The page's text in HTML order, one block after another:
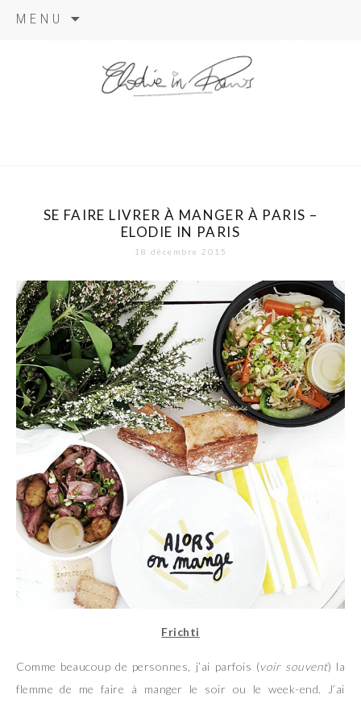
MENU
SE FAIRE LIVRER À MANGER À PARIS –
ELODIE IN PARIS
18 décembre 2015
Frichti
Comme beaucoup de personnes, j’ai parfois (voir souvent) la
flemme de me faire à manger le soir ou le week-end. J’ai